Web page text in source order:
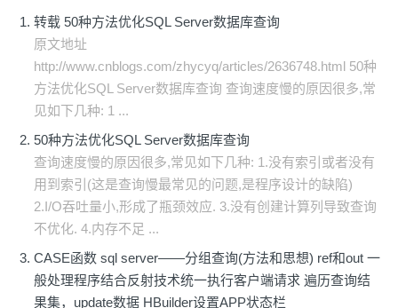
转载 50种方法优化SQL Server数据库查询
原文地址
http://www.cnblogs.com/zhycyq/articles/2636748.html 50种
方法优化SQL Server数据库查询 查询速度慢的原因很多,常
见如下几种: 1 ...
50种方法优化SQL Server数据库查询
查询速度慢的原因很多,常见如下几种: 1.没有索引或者没有
用到索引(这是查询慢最常见的问题,是程序设计的缺陷)
2.I/O吞吐量小,形成了瓶颈效应. 3.没有创建计算列导致查询
不优化. 4.内存不足 ...
CASE函数 sql server——分组查询(方法和思想) ref和out 一
般处理程序结合反射技术统一执行客户端请求 遍历查询结
果集，update数据 HBuilder设置APP状态栏